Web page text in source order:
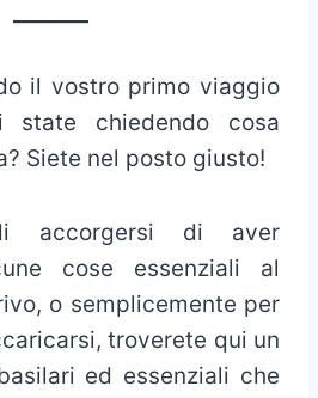
il vostro primo viaggio
chiedendo cosa
Siete nel posto giusto!
accorgersi di aver
cose essenziali al
o semplicemente per
troverete qui un
ed essenziali che